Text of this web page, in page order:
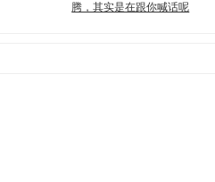
腾，其实是在跟你喊话呢